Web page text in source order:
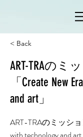
< Back
ART-TRAのミ
「Create New
and art」
ART-TRAのミッショ